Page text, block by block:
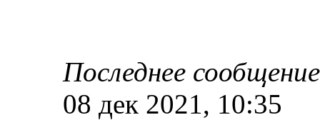
Последнее сообщение
08 дек 2021, 10:35